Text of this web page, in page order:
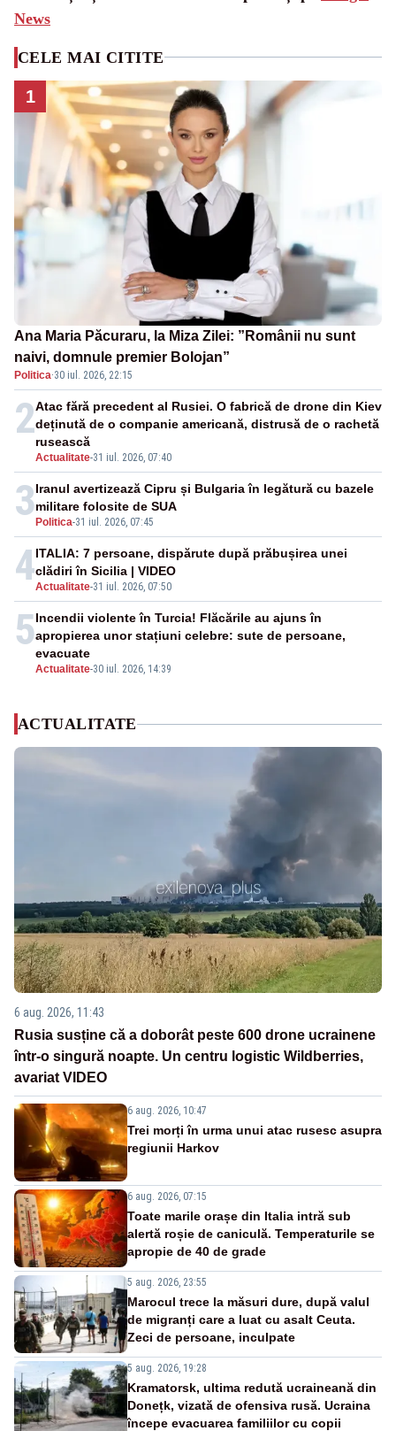
News
CELE MAI CITITE
1
Ana Maria Păcuraru, la Miza Zilei: ”Românii nu sunt
naivi, domnule premier Bolojan”
Politica·30 iul. 2026, 22:15
2
Actualitate-31 iul. 2026, 07:40
Atac fără precedent al Rusiei. O fabrică de drone din Kiev
deținută de o companie americană, distrusă de o rachetă
rusească
3 Politica-31 iul. 2026, 07:45
Iranul avertizează Cipru și Bulgaria în legătură cu bazele
militare folosite de SUA
4Actualitate-31 iul. 2026, 07:50
ITALIA: 7 persoane, dispărute după prăbușirea unei
clădiri în Sicilia | VIDEO
5
Actualitate-30 iul. 2026, 14:39
Incendii violente în Turcia! Flăcările au ajuns în
apropierea unor stațiuni celebre: sute de persoane,
evacuate
ACTUALITATE
6 aug. 2026, 11:43
Rusia susține că a doborât peste 600 drone ucrainene
într-o singură noapte. Un centru logistic Wildberries,
avariat VIDEO
6 aug. 2026, 10:47
Trei morți în urma unui atac rusesc asupra
regiunii Harkov
6 aug. 2026, 07:15
Toate marile orașe din Italia intră sub
alertă roșie de caniculă. Temperaturile se
apropie de 40 de grade
5 aug. 2026, 23:55
Marocul trece la măsuri dure, după valul
de migranți care a luat cu asalt Ceuta.
Zeci de persoane, inculpate
5 aug. 2026, 19:28
Kramatorsk, ultima redută ucraineană din
Donețk, vizată de ofensiva rusă. Ucraina
începe evacuarea familiilor cu copii